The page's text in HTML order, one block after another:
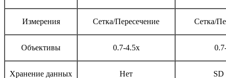
Измерения Сетка/Пересечение Сетка/
Объективы 0.7-4.5х
Хранение данных Нет SD